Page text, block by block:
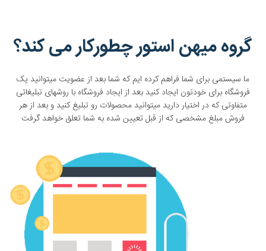
گروه میهن استور چطورکار می کند؟
ما سیستمی برای شما فراهم کرده ایم که شما بعد از عضویت میتوانید یک
فروشگاه برای خودتون ایجاد کنید بعد از ایجاد فروشگاه با روشهای تبلیغاتی
متفاوتی که در اختیار دارید میتوانید محصولات رو تبلیغ کنید و بعد از هر
فروش مبلغ مشخصی که از قبل تعیین شده به شما تعلق خواهد گرفت